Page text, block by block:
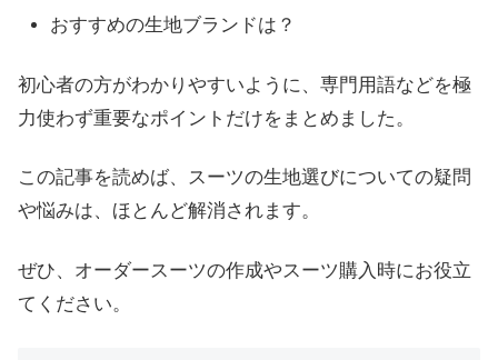
おすすめの生地ブランドは？
初心者の方がわかりやすいように、専門用語などを極
力使わず重要なポイントだけをまとめました。
この記事を読めば、スーツの生地選びについての疑問
や悩みは、ほとんど解消されます。
ぜひ、オーダースーツの作成やスーツ購入時にお役立
てください。